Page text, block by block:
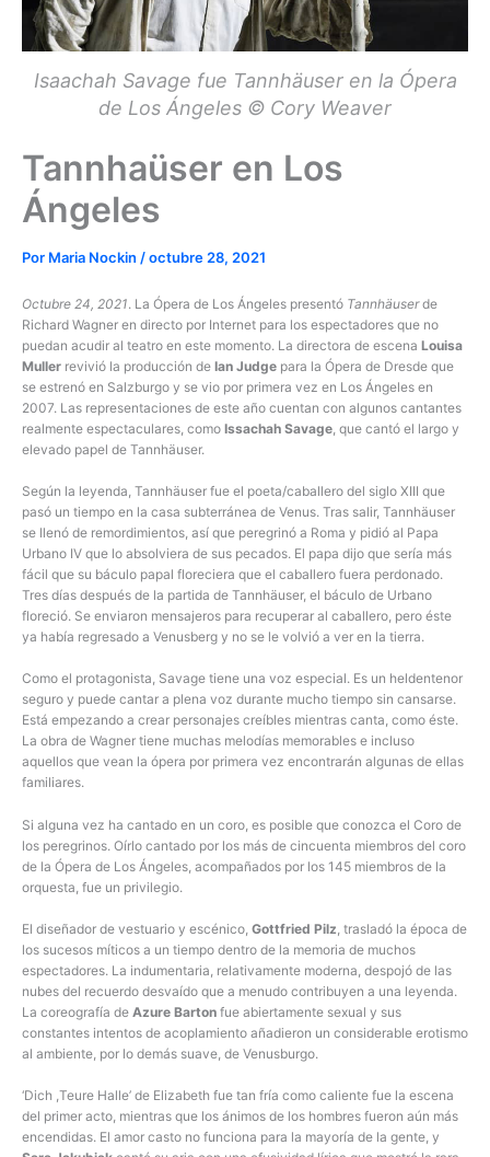
Isaachah Savage fue Tannhäuser en la Ópera
de Los Ángeles © Cory Weaver
Tannhaüser en Los
Ángeles
Por Maria Nockin /octubre 28, 2021
Octubre 24, 2021. La Ópera de Los Ángeles presentó Tannhäuserde
Richard Wagner en directo por Internet para los espectadores que no
puedan acudir al teatro en este momento. La directora de escena Louisa
Muller revivió la producción de Ian Judge para la Ópera de Dresde que
se estrenó en Salzburgo y se vio por primera vez en Los Ángeles en
2007. Las representaciones de este año cuentan con algunos cantantes
realmente espectaculares, como Issachah Savage, que cantó el largo y
elevado papel de Tannhäuser.
Según la leyenda, Tannhäuser fue el poeta/caballero del siglo XIII que
pasó un tiempo en la casa subterránea de Venus. Tras salir, Tannhäuser
se llenó de remordimientos, así que peregrinó a Roma y pidió al Papa
Urbano IV que lo absolviera de sus pecados. El papa dijo que sería más
fácil que su báculo papal floreciera que el caballero fuera perdonado.
Tres días después de la partida de Tannhäuser, el báculo de Urbano
floreció. Se enviaron mensajeros para recuperar al caballero, pero éste
ya había regresado a Venusberg y no se le volvió a ver en la tierra.
Como el protagonista, Savage tiene una voz especial. Es un heldentenor
seguro y puede cantar a plena voz durante mucho tiempo sin cansarse.
Está empezando a crear personajes creíbles mientras canta, como éste.
La obra de Wagner tiene muchas melodías memorables e incluso
aquellos que vean la ópera por primera vez encontrarán algunas de ellas
familiares.
Si alguna vez ha cantado en un coro, es posible que conozca el Coro de
los peregrinos. Oírlo cantado por los más de cincuenta miembros del coro
de la Ópera de Los Ángeles, acompañados por los 145 miembros de la
orquesta, fue un privilegio.
El diseñador de vestuario y escénico, Gottfried Pilz , trasladó la época de
los sucesos míticos a un tiempo dentro de la memoria de muchos
espectadores. La indumentaria, relativamente moderna, despojó de las
nubes del recuerdo desvaído que a menudo contribuyen a una leyenda.
La coreografía de Azure Barton fue abiertamente sexual y sus
constantes intentos de acoplamiento añadieron un considerable erotismo
al ambiente, por lo demás suave, de Venusburgo.
‘Dich ,Teure Halle’ de Elizabeth fue tan fría como caliente fue la escena
del primer acto, mientras que los ánimos de los hombres fueron aún más
encendidas. El amor casto no funciona para la mayoría de la gente, y